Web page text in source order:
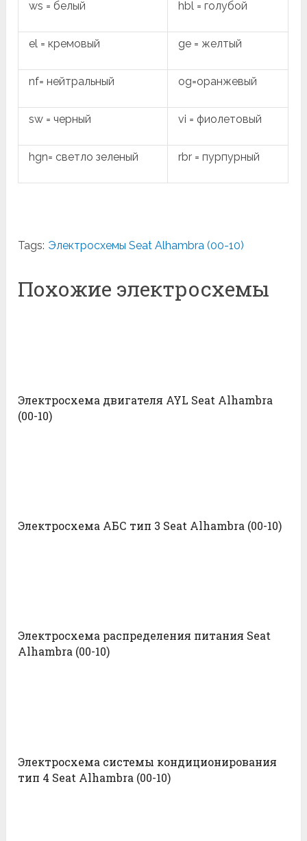
ws = белый hbl = голубой
el = кремовый ge = желтый
nf= нейтральный og=оранжевый
sw = черный vi = фиолетовый
hgn= светло зеленый rbr = пурпурный
Tags: Электросхемы Seat Alhambra (00-10)
Похожие электросхемы
Электросхема двигателя AYL Seat Alhambra
(00-10)
Электросхема АБС тип 3 Seat Alhambra (00-10)
Электросхема распределения питания Seat
Alhambra (00-10)
Электросхема системы кондиционирования
тип 4 Seat Alhambra (00-10)